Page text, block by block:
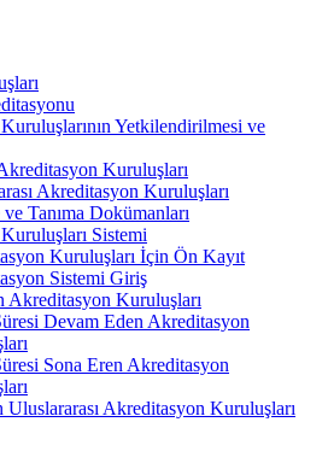
Yetkilendirilmesi ve
Kuruluşları
Akreditasyon Kuruluşları
Tanıma Dokümanları
Sistemi
Kuruluşları İçin Ön Kayıt
Sistemi Giriş
Akreditasyon Kuruluşları
Devam Eden Akreditasyon
Sona Eren Akreditasyon
Uluslararası Akreditasyon Kuruluşları